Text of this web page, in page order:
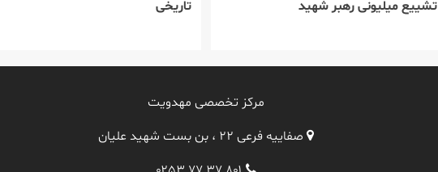
تشییع میلیونی رهبر شهید
تاریخی
مرکز تخصصی مهدویت
صفاییه فرعی ۲۲ ، بن بست شهید علیان